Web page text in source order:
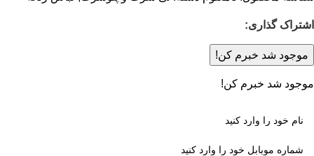
اشتراک گذاری:
موجود شد خبرم کن!
موجود شد خبرم کن!